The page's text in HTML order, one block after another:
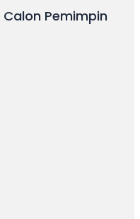
Calon Pemimpin